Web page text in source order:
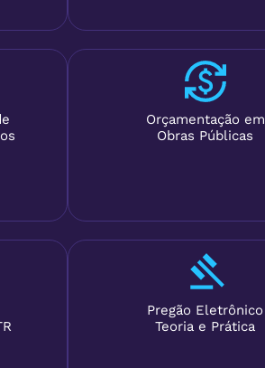
Orçamentação em
Obras Públicas
Pregão Eletrônico
Teoria e Prática